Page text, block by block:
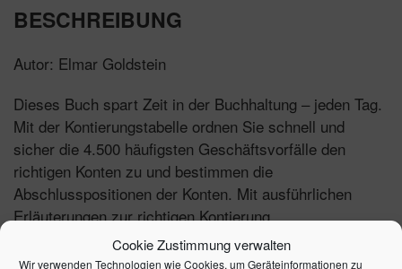
Cookie Zustimmung verwalten
Wir verwenden Technologien wie Cookies, um Geräteinformationen zu
BESCHREIBUNG
Autor: Elmar Goldstein
Dieses Buch spart Zeit in der Buchhaltung – jeden Tag.
Mit der Kontierungstabelle ordnen Sie schnell und
sicher die 4.500 häufigsten Geschäftsvorfälle den
richtigen Konten zu und bestimmen die
Abschlusspositionen der Konten. Mit ausführlichen
Erläuterungen zur richtigen Kontierung.
Inhalte: